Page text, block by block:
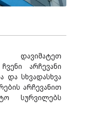
დავიმატეთ
არჩევანი
და სხვადასხვა
არჩევანით
სურვილებს